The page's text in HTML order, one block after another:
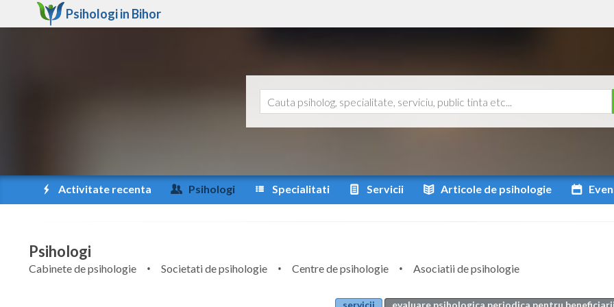
Psihologi in Bihor
Activitate recenta Psihologi Specialitati Servicii Articole de psihologie
Psihologi
Cabinete de psihologie Societati de psihologie Centre de psihologie
Asociatii de psihologie
servicii
evaluare psihologica periodica pentru